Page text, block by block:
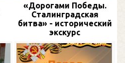
«Дорогами Победы.
Сталинградская
битва» - исторический
экскурс